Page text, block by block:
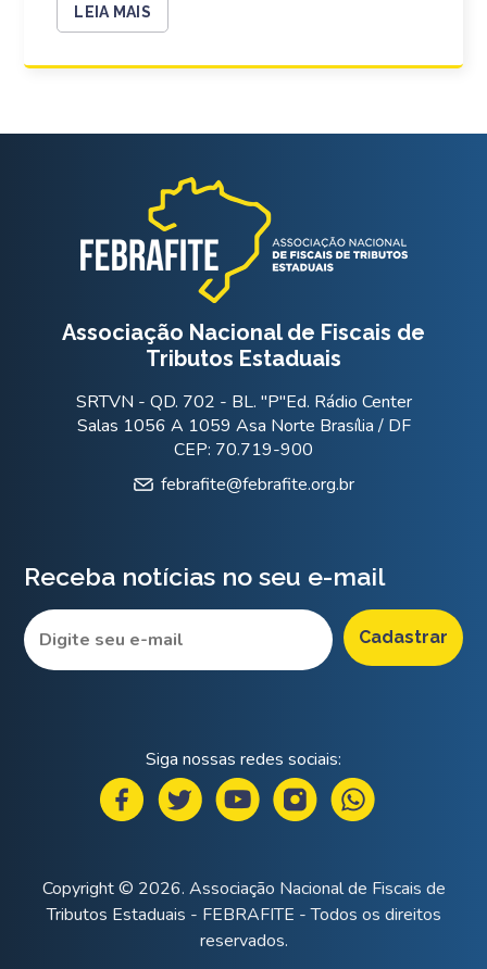
LEIA MAIS
Associação Nacional de Fiscais de
Tributos Estaduais
SRTVN - QD. 702 - BL. "P"Ed. Rádio Center
Salas 1056 A 1059 Asa Norte Brasília / DF
CEP: 70.719-900
febrafite@febrafite.org.br
Receba notícias no seu e-mail
Siga nossas redes sociais:
Copyright © 2026. Associação Nacional de Fiscais de
Tributos Estaduais - FEBRAFITE - Todos os direitos
reservados.